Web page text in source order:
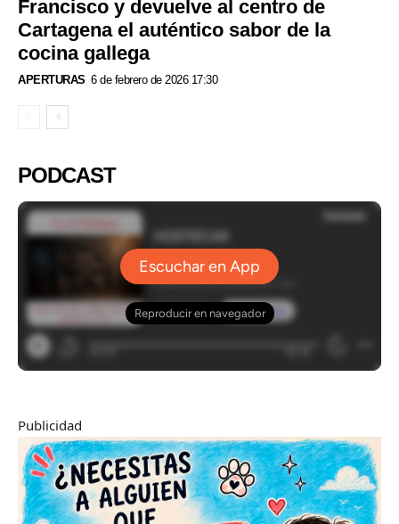
Francisco y devuelve al centro de
Cartagena el auténtico sabor de la
cocina gallega
APERTURAS 6 de febrero de 2026 17:30
PODCAST
Publicidad